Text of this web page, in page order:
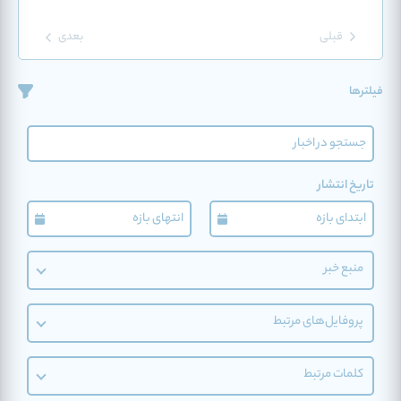
قبلی بعدی
فیلترها
تاریخ انتشار
منبع خبر
پروفایل‌های مرتبط
کلمات مرتبط